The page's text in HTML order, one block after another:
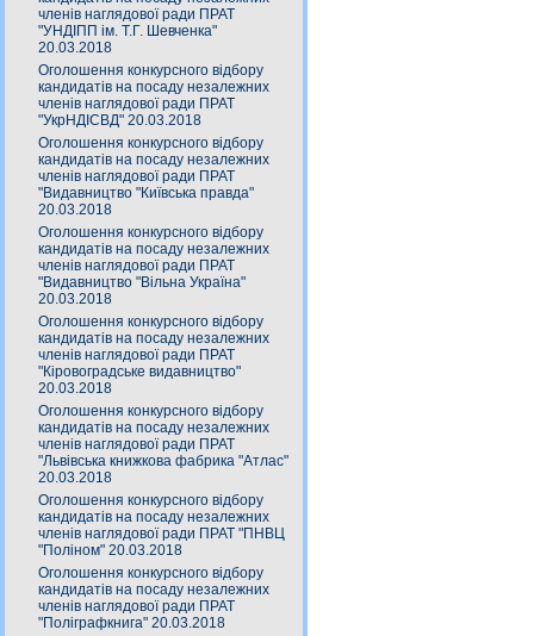
членів наглядової ради ПРАТ
"УНДІПП ім. Т.Г. Шевченка"
20.03.2018
Оголошення конкурсного відбору
кандидатів на посаду незалежних
членів наглядової ради ПРАТ
"УкрНДІСВД" 20.03.2018
Оголошення конкурсного відбору
кандидатів на посаду незалежних
членів наглядової ради ПРАТ
"Видавництво "Київська правда"
20.03.2018
Оголошення конкурсного відбору
кандидатів на посаду незалежних
членів наглядової ради ПРАТ
"Видавництво "Вільна Україна"
20.03.2018
Оголошення конкурсного відбору
кандидатів на посаду незалежних
членів наглядової ради ПРАТ
"Кіровоградське видавництво"
20.03.2018
Оголошення конкурсного відбору
кандидатів на посаду незалежних
членів наглядової ради ПРАТ
"Львівська книжкова фабрика "Атлас"
20.03.2018
Оголошення конкурсного відбору
кандидатів на посаду незалежних
членів наглядової ради ПРАТ "ПНВЦ
"Поліном" 20.03.2018
Оголошення конкурсного відбору
кандидатів на посаду незалежних
членів наглядової ради ПРАТ
"Поліграфкнига" 20.03.2018